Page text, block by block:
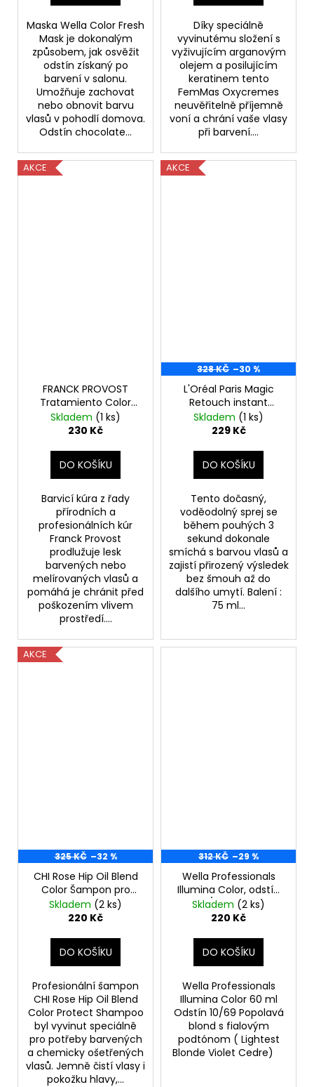
Maska Wella Color Fresh
Mask je dokonalým
způsobem, jak osvěžit
odstín získaný po
barvení v salonu.
Umožňuje zachovat
nebo obnovit barvu
vlasů v pohodlí domova.
Odstín chocolate...
Díky speciálně
vyvinutému složení s
vyživujícím arganovým
olejem a posilujícím
keratinem tento
FemMas Oxycremes
neuvěřitelně příjemně
voní a chrání vaše vlasy
při barvení....
AKCE
FRANCK PROVOST
Tratamiento Color
Soin Couleur 100ml
Skladem (1 ks)
230 Kč
DO KOŠÍKU
Barvicí kúra z řady
přírodních a
profesionálních kúr
Franck Provost
prodlužuje lesk
barvených nebo
melírovaných vlasů a
pomáhá je chránit před
poškozením vlivem
prostředí....
AKCE
328 KČ –30 %
L'Oréal Paris Magic
Retouch instant
korektor na kořínky
vlasů 75 ml-světle
Skladem (1 ks)
229 Kč
DO KOŠÍKU
Tento dočasný,
voděodolný sprej se
během pouhých 3
sekund dokonale
smíchá s barvou vlasů a
zajistí přirozený výsledek
bez šmouh až do
dalšího umytí. Balení :
75 ml...
AKCE
325 KČ –32 %
CHI Rose Hip Oil Blend
Color Šampon pro
barvené vlasy 340ml
(poškozený aplikátor)
Skladem (2 ks)
220 Kč
DO KOŠÍKU
Profesionální šampon
CHI Rose Hip Oil Blend
Color Protect Shampoo
byl vyvinut speciálně
pro potřeby barvených
a chemicky ošetřených
vlasů. Jemně čistí vlasy i
pokožku hlavy,...
312 KČ –29 %
Wella Professionals
Illumina Color, odstín
10/69, 60 ml
Skladem (2 ks)
220 Kč
DO KOŠÍKU
Wella Professionals
Illumina Color 60 ml
Odstín 10/69 Popolavá
blond s fialovým
podtónom ( Lightest
Blonde Violet Cedre)